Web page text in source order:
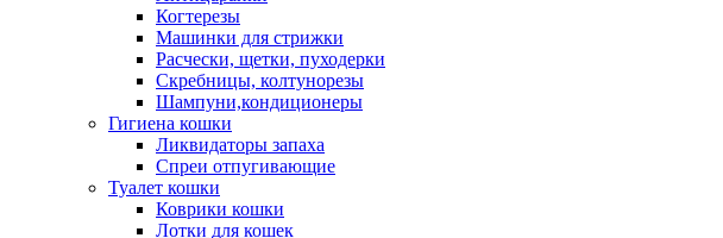
Когтерезы
Машинки для стрижки
Расчески, щетки, пуходерки
Скребницы, колтунорезы
Шампуни,кондиционеры
Гигиена кошки
Ликвидаторы запаха
Спреи отпугивающие
Туалет кошки
Коврики кошки
Лотки для кошек